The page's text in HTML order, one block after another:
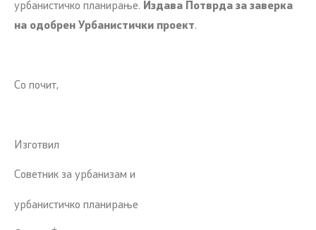
урбанистичко планирање. Издава Потврда за заверка
на одобрен Урбанистички проект.
Со почит,
Изготвил
Советник за урбанизам и
урбанистичко планирање